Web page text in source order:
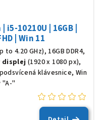
10210U | 16GB |
| Win 11
4.20 GHz), 16GB DDR4,
(1920 x 1080 px),
klávesnice, Win
"A-"